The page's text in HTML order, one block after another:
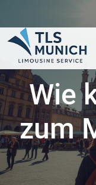
Wie
zum